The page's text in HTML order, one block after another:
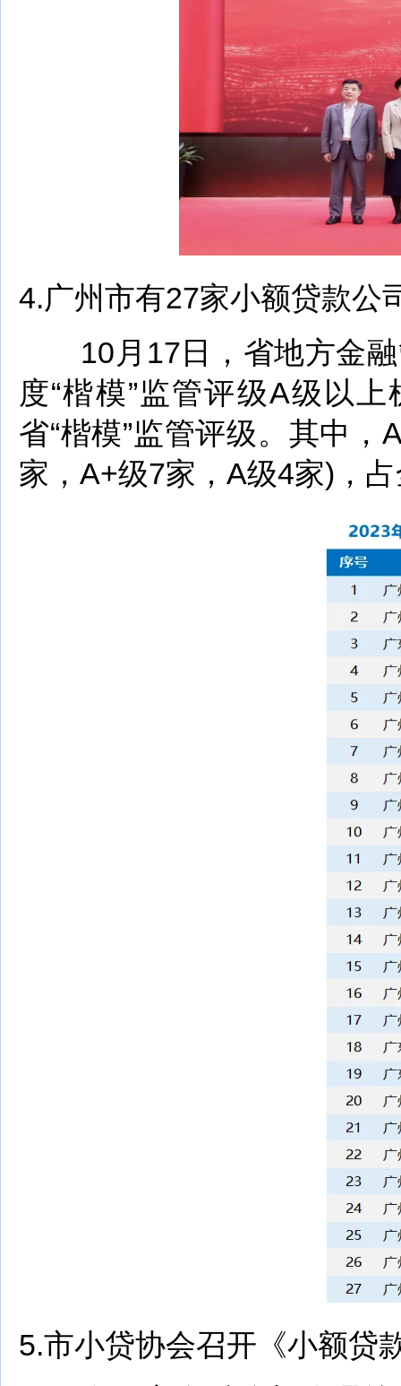
4.广州市有27家小额贷款公
10月17日，省地方金融
度“楷模”监管评级A级以
省“楷模”监管评级。其中
家，A+级7家，A级4家)，
5.市小贷协会召开《小额贷